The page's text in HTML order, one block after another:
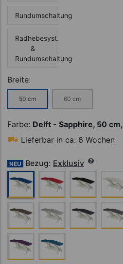
Rundumschaltung
Radhebesyst.
&
Rundumschaltung
Breite:
50 cm 60 cm
Farbe: Delft - Sapphire, 50 cm,
Lieferbar in ca. 6 Wochen
NEU Bezug: Exklusiv